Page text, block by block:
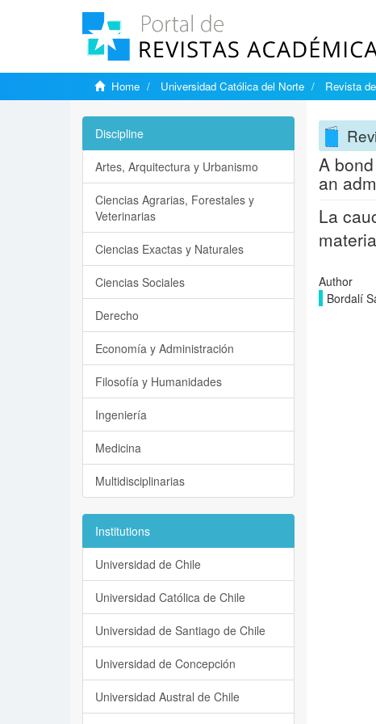
Home Universidad Católica del Norte Revista
A
an
La
Author
Bordalí
Discipline
Artes, Arquitectura y Urbanismo
Ciencias Agrarias, Forestales y
Veterinarias
Ciencias Exactas y Naturales
Ciencias Sociales
Derecho
Economía y Administración
Filosofía y Humanidades
Ingeniería
Medicina
Multidisciplinarias
Institutions
Universidad de Chile
Universidad Católica de Chile
Universidad de Santiago de Chile
Universidad de Concepción
Universidad Austral de Chile